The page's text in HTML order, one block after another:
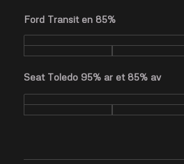
Ford Transit en 85%
Seat Toledo 95% ar et 85% av